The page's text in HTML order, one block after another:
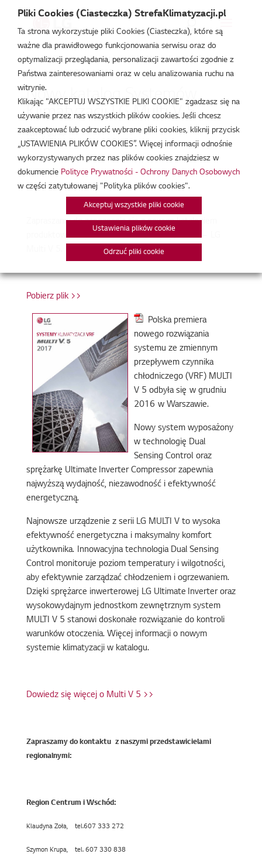
Strefa Klimatyzacji/Aktualności/Nowy katalog Systemów
Klimatyzacji LG Multi V 5
Nowy katalog Systemów
Klimatyzacji LG Multi V 5
kwi 4, 2017
Zapraszamy do zapoznania się z nowym katalogiem
produktowym systemów klimatyzacji typu VRF – LG
Pobierz plik >>
Polska premiera
nowego rozwiązania
systemu ze zmiennym
przepływem czynnika
chłodniczego (VRF) MULTI
V 5 odbyła się w grudniu
2016 w Warszawie.
Nowy system wyposażony
w technologię Dual
Sensing Control oraz
sprężarkę Ultimate Inverter Compressor zapewnia
najwyższą wydajność, niezawodność i efektywność
energetyczną.
Najnowsze urządzenie z serii LG MULTI V to wysoka
efektywność energetyczna i maksymalny komfort
użytkownika. Innowacyjna technologia Dual Sensing
Control monitoruje poziom temperatury i wilgotności,
aby efektywnie zarządzać chłodzeniem i ogrzewaniem.
Dzięki sprężarce inwerterowej LG Ultimate Inverter oraz
wysokowydajnym jednostkom zewnętrznym system
MULTI V 5 stanowi doskonałe rozwiązanie do kontroli
warunków otoczenia. Więcej informacji o nowym
systemie klimatyzacji w katalogu.
Dowiedz się więcej o Multi V 5 >>
Zapraszamy do kontaktu z naszymi przedstawicielami
regionalnymi:
Region Centrum i Wschód:
Klaudyna Zoła, tel.607 333 272
Szymon Krupa, tel. 607 330 838
Pliki Cookies (Ciasteczka) StrefaKlimatyzacji.pl
Ta strona wykorzystuje pliki Cookies (Ciasteczka), które są
ważne dla prawidłowego funkcjonowania serwisu oraz do
optymalizacji przeglądania, personalizacji zawartości zgodnie z
Państwa zainteresowaniami oraz w celu analizowania ruchu na
witrynie.
Klikając "AKCEPTUJ WSZYSTKIE PLIKI COOKIE" zgadzasz się na
używanie przez nas wszystkich plików cookies. Jeśli chcesz
zaakceptować lub odrzucić wybrane pliki cookies, kliknij przycisk
„USTAWIENIA PLIKÓW COOKIES”. Więcej informacji odnośnie
wykorzystywanych przez nas plików cookies znajdziesz w
dokumencie Polityce Prywatności - Ochrony Danych Osobowych
w części zatytułowanej "Polityka plików cookies".
Akceptuj wszystkie pliki cookie
Ustawienia plików cookie
Odrzuć pliki cookie